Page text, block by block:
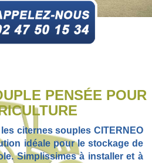
PENSÉE POUR
citernes souples CITERNEO
idéale pour le stockage de
Simplissimes à installer et à